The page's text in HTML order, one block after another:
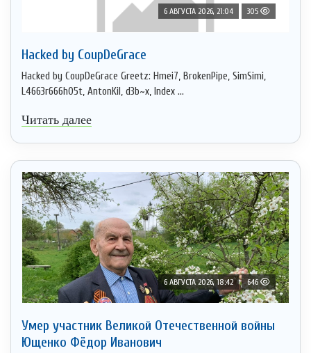
6 АВГУСТА 2026, 21:04 305
Hacked by CoupDeGrace
Hacked by CoupDeGrace Greetz: Hmei7, BrokenPipe, SimSimi,
L4663r666h05t, AntonKil, d3b~x, Index ...
Читать далее
6 АВГУСТА 2026, 18:42 646
Умер участник Великой Отечественной войны
Ющенко Фёдор Иванович